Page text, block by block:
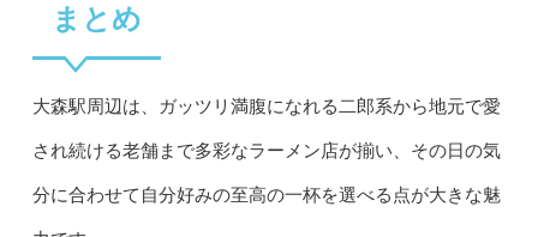
まとめ
大森駅周辺は、ガッツリ満腹になれる二郎系から地元で愛
され続ける老舗まで多彩なラーメン店が揃い、その日の気
分に合わせて自分好みの至高の一杯を選べる点が大きな魅